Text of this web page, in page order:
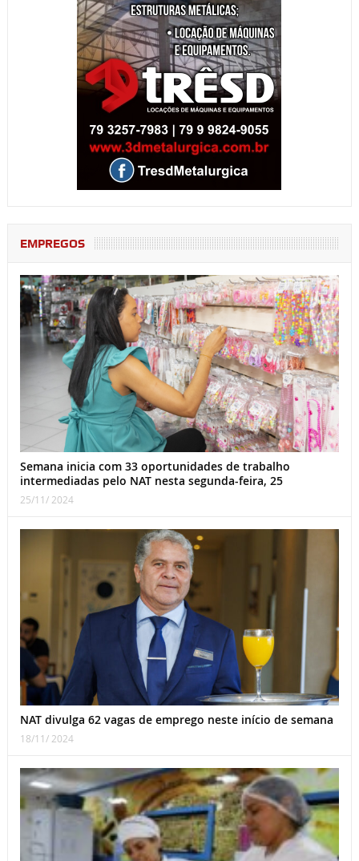
EMPREGOS
Semana inicia com 33 oportunidades de trabalho
intermediadas pelo NAT nesta segunda-feira, 25
25/11/ 2024
NAT divulga 62 vagas de emprego neste início de semana
18/11/ 2024